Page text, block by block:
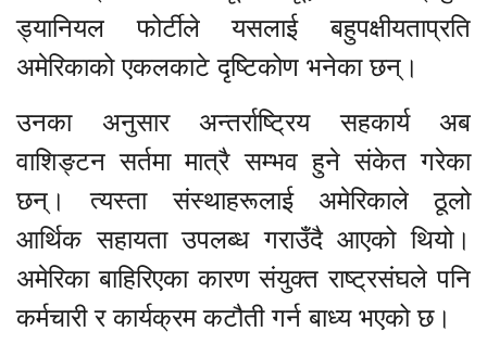
ड्यानियल फोर्टीले यसलाई बहुपक्षीयताप्रति
अमेरिकाको एकलकाटे दृष्टिकोण भनेका छन्।
उनका अनुसार अन्तर्राष्ट्रिय सहकार्य अब
वाशिङ्टन सर्तमा मात्रै सम्भव हुने संकेत गरेका
छन्। त्यस्ता संस्थाहरूलाई अमेरिकाले ठूलो
आर्थिक सहायता उपलब्ध गराउँदै आएको थियो।
अमेरिका बाहिरिएका कारण संयुक्त राष्ट्रसंघले पनि
कर्मचारी र कार्यक्रम कटौती गर्न बाध्य भएको छ।